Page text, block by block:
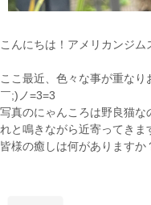
こんにちは！アメリカンジム
ここ最近、色々な事が重な
￣;)ノ=3=3
写真のにゃんころは野良猫な
れと鳴きながら近寄ってき
皆様の癒しは何があります